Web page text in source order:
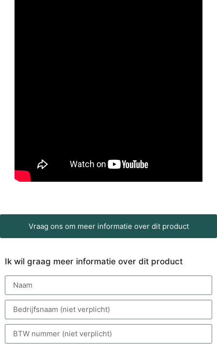
Vraag ons om meer informatie over dit product
Ik wil graag meer informatie over dit product